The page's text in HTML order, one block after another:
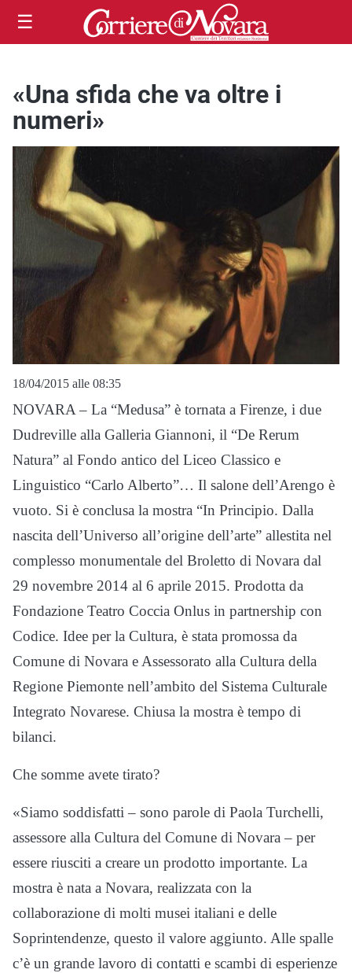
☰
«Una sfida che va oltre i
numeri»
18/04/2015 alle 08:35
NOVARA – La “Medusa” è tornata a Firenze, i due
Dudreville alla Galleria Giannoni, il “De Rerum
Natura” al Fondo antico del Liceo Classico e
Linguistico “Carlo Alberto”… Il salone dell’Arengo è
vuoto. Si è conclusa la mostra “In Principio. Dalla
nascita dell’Universo all’origine dell’arte” allestita nel
complesso monumentale del Broletto di Novara dal
29 novembre 2014 al 6 aprile 2015. Prodotta da
Fondazione Teatro Coccia Onlus in partnership con
Codice. Idee per la Cultura, è stata promossa da
Comune di Novara e Assessorato alla Cultura della
Regione Piemonte nell’ambito del Sistema Culturale
Integrato Novarese. Chiusa la mostra è tempo di
bilanci.
Che somme avete tirato?
«Siamo soddisfatti – sono parole di Paola Turchelli,
assessore alla Cultura del Comune di Novara – per
essere riusciti a creare un prodotto importante. La
mostra è nata a Novara, realizzata con la
collaborazione di molti musei italiani e delle
Soprintendenze, questo il valore aggiunto. Alle spalle
c’è un grande lavoro di contatti e scambi di esperienze